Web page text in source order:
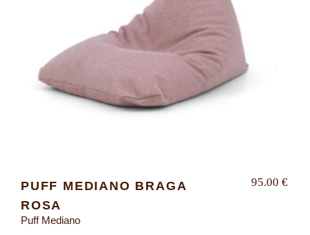
PUFF MEDIANO BRAGA
ROSA
Puff Mediano
95.00 €